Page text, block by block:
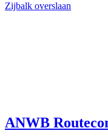
Zijbalk overslaan
ANWB